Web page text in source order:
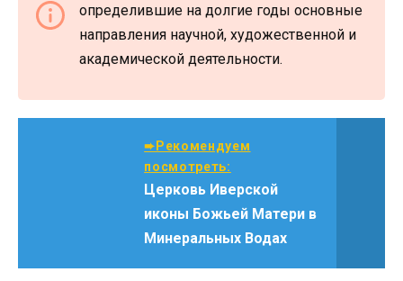
определившие на долгие годы основные
направления научной, художественной и
академической деятельности.
➨Рекомендуем
посмотреть:
Церковь Иверской
иконы Божьей Матери в
Минеральных Водах